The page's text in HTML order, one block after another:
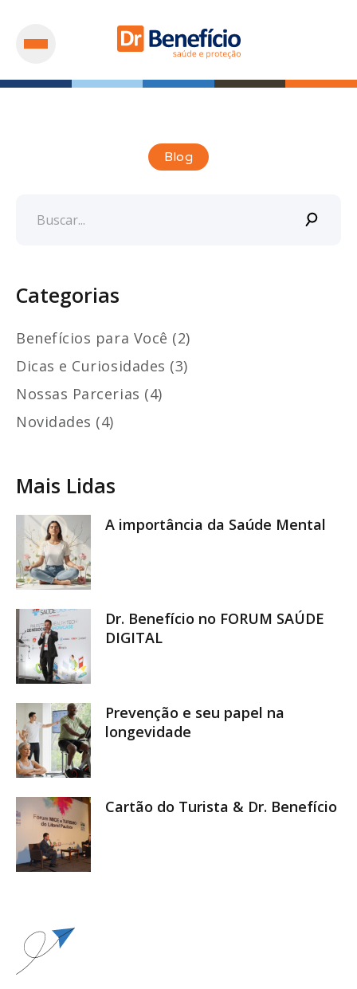
Blog
Categorias
Benefícios para Você (2)
Dicas e Curiosidades (3)
Nossas Parcerias (4)
Novidades (4)
Mais Lidas
A importância da Saúde Mental
Dr. Benefício no FORUM SAÚDE
DIGITAL
Prevenção e seu papel na
longevidade
Cartão do Turista & Dr. Benefício